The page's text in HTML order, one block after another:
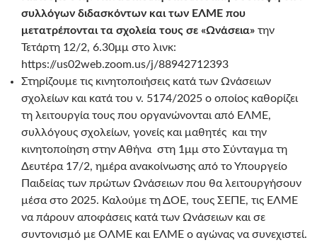
συλλόγων διδασκόντων και των ΕΛΜΕ που
μετατρέπονται τα σχολεία τους σε «Ωνάσεια» την
Τετάρτη 12/2, 6.30μμ στο λινκ:
https://us02web.zoom.us/j/88942712393
Στηρίζουμε τις κινητοποιήσεις κατά των Ωνάσειων
σχολείων και κατά του ν. 5174/2025 ο οποίος καθορίζει
τη λειτουργία τους που οργανώνονται από ΕΛΜΕ,
συλλόγους σχολείων, γονείς και μαθητές και την
κινητοποίηση στην Αθήνα στη 1μμ στο Σύνταγμα τη
Δευτέρα 17/2, ημέρα ανακοίνωσης από το Υπουργείο
Παιδείας των πρώτων Ωνάσειων που θα λειτουργήσουν
μέσα στο 2025. Καλούμε τη ΔΟΕ, τους ΣΕΠΕ, τις ΕΛΜΕ
να πάρουν αποφάσεις κατά των Ωνάσειων και σε
συντονισμό με ΟΛΜΕ και ΕΛΜΕ ο αγώνας να συνεχιστεί.